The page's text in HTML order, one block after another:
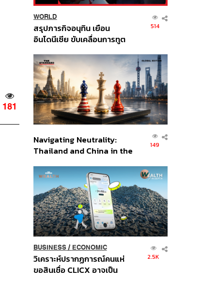
181
WORLD
สรุปภารกิจอนุทิน เยือน
อินโดนีเซีย ขับเคลื่อนการทูต
ส่วนยุทธศาสตร์ไทย –
อินโดนีเซีย
514
Navigating Neutrality:
Thailand and China in the
Order
149
BUSINESS/ ECONOMIC
วิเคราะห์ปรากฏการณ์คนแห่
ขอสินเชื่อ CLICX อาจเป็น
2.5K